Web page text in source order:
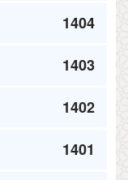
1404
1403
1402
1401